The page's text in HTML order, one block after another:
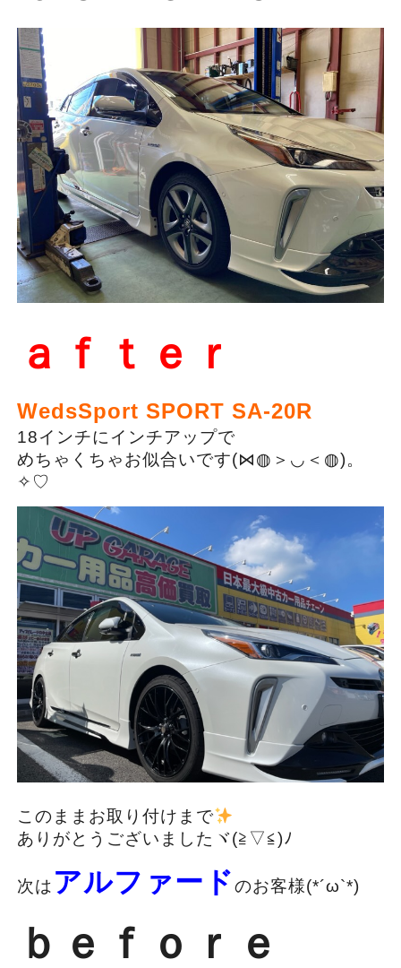
ａｆｔｅｒ
WedsSport SPORT SA-20R
18インチにインチアップで
めちゃくちゃお似合いです(⋈◍＞◡＜◍)。
✧♡
このままお取り付けまで
ありがとうございましたヾ(≧▽≦)ﾉ
次は アルファードのお客様(*´ω`*)
ｂｅｆｏｒｅ